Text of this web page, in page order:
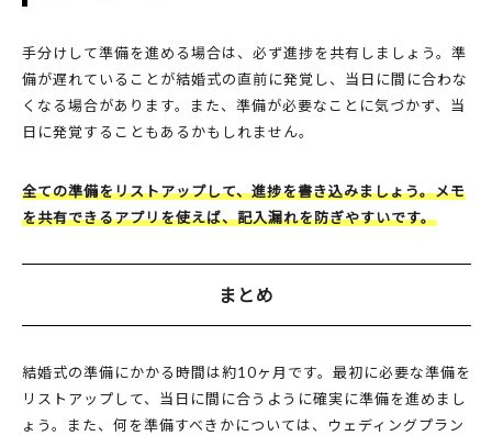
手分けして準備を進める場合は、必ず進捗を共有しましょう。準
備が遅れていることが結婚式の直前に発覚し、当日に間に合わな
くなる場合があります。また、準備が必要なことに気づかず、当
日に発覚することもあるかもしれません。
全ての準備をリストアップして、進捗を書き込みましょう。メモ
を共有できるアプリを使えば、記入漏れを防ぎやすいです。
まとめ
結婚式の準備にかかる時間は約10ヶ月です。最初に必要な準備を
リストアップして、当日に間に合うように確実に準備を進めまし
ょう。また、何を準備すべきかについては、ウェディングプラン